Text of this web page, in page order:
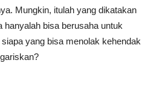
Mungkin, itulah yang dikatakan
hanyalah bisa berusaha untuk
yang bisa menolak kehendak